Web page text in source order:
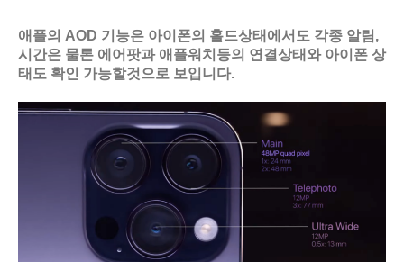
애플의 AOD 기능은 아이폰의 홀드상태에서도 각종 알림,
시간은 물론 에어팟과 애플워치등의 연결상태와 아이폰 상
태도 확인 가능할것으로 보입니다.